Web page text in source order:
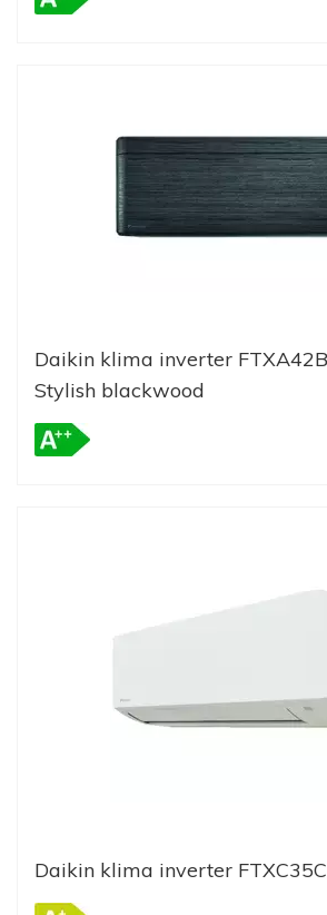
Daikin klima inverter
Stylish blackwood
Daikin klima inverter